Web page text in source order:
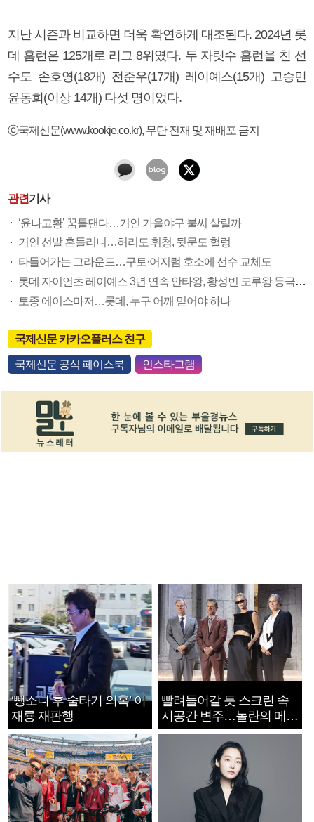
지난 시즌과 비교하면 더욱 확연하게 대조된다. 2024년 롯
데 홈런은 125개로 리그 8위였다. 두 자릿수 홈런을 친 선
수도 손호영(18개) 전준우(17개) 레이예스(15개) 고승민
윤동희(이상 14개) 다섯 명이었다.
ⓒ국제신문(www.kookje.co.kr), 무단 전재 및 재배포 금지
관련기사
‘윤나고황’ 꿈틀댄다…거인 가을야구 불씨 살릴까
거인 선발 흔들리니…허리도 휘청, 뒷문도 헐렁
타들어가는 그라운드…구토·어지럼 호소에 선수 교체도
롯데 자이언츠 레이예스 3년 연속 안타왕, 황성빈 도루왕 등극할까
토종 에이스마저…롯데, 누구 어깨 믿어야 하나
국제신문 카카오플러스 친구
국제신문 공식 페이스북 인스타그램
‘뺑소니 후 술타기 의혹’ 이
재룡 재판행
빨려들어갈 듯 스크린 속
시공간 변주…놀란의 메시
지는 ‘전쟁 속죄’